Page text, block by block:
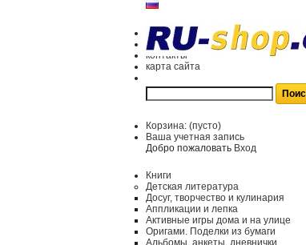
контакты
карта сайта
Корзина: (пусто)
Ваша учетная запись
Добро пожаловать Вход
Книги
Детская литература
Досуг, творчество и кулинария
Аппликации и лепка
Активные игры дома и на улице
Оригами. Поделки из бумаги
Альбомы, анкеты, дневнички